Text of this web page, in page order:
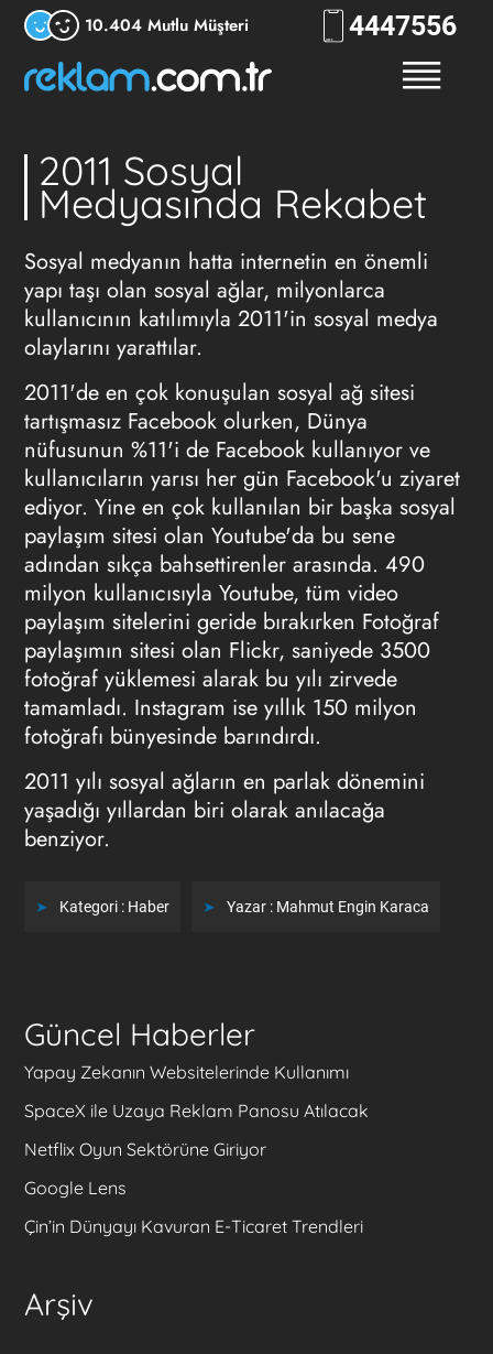
10.404 Mutlu Müşteri 4447556
2011 Sosyal
Medyasında Rekabet
Sosyal medyanın hatta internetin en önemli
yapı taşı olan sosyal ağlar, milyonlarca
kullanıcının katılımıyla 2011'in sosyal medya
olaylarını yarattılar.
2011'de en çok konuşulan sosyal ağ sitesi
tartışmasız Facebook olurken, Dünya
nüfusunun %11'i de Facebook kullanıyor ve
kullanıcıların yarısı her gün Facebook'u ziyaret
ediyor. Yine en çok kullanılan bir başka sosyal
paylaşım sitesi olan Youtube'da bu sene
adından sıkça bahsettirenler arasında. 490
milyon kullanıcısıyla Youtube, tüm video
paylaşım sitelerini geride bırakırken Fotoğraf
paylaşımın sitesi olan Flickr, saniyede 3500
fotoğraf yüklemesi alarak bu yılı zirvede
tamamladı. Instagram ise yıllık 150 milyon
fotoğrafı bünyesinde barındırdı.
2011 yılı sosyal ağların en parlak dönemini
yaşadığı yıllardan biri olarak anılacağa
benziyor.
Kategori : Haber Yazar : Mahmut Engin Karaca
Güncel Haberler
Yapay Zekanın Websitelerinde Kullanımı
SpaceX ile Uzaya Reklam Panosu Atılacak
Netflix Oyun Sektörüne Giriyor
Google Lens
Çin’in Dünyayı Kavuran E-Ticaret Trendleri
Arşiv